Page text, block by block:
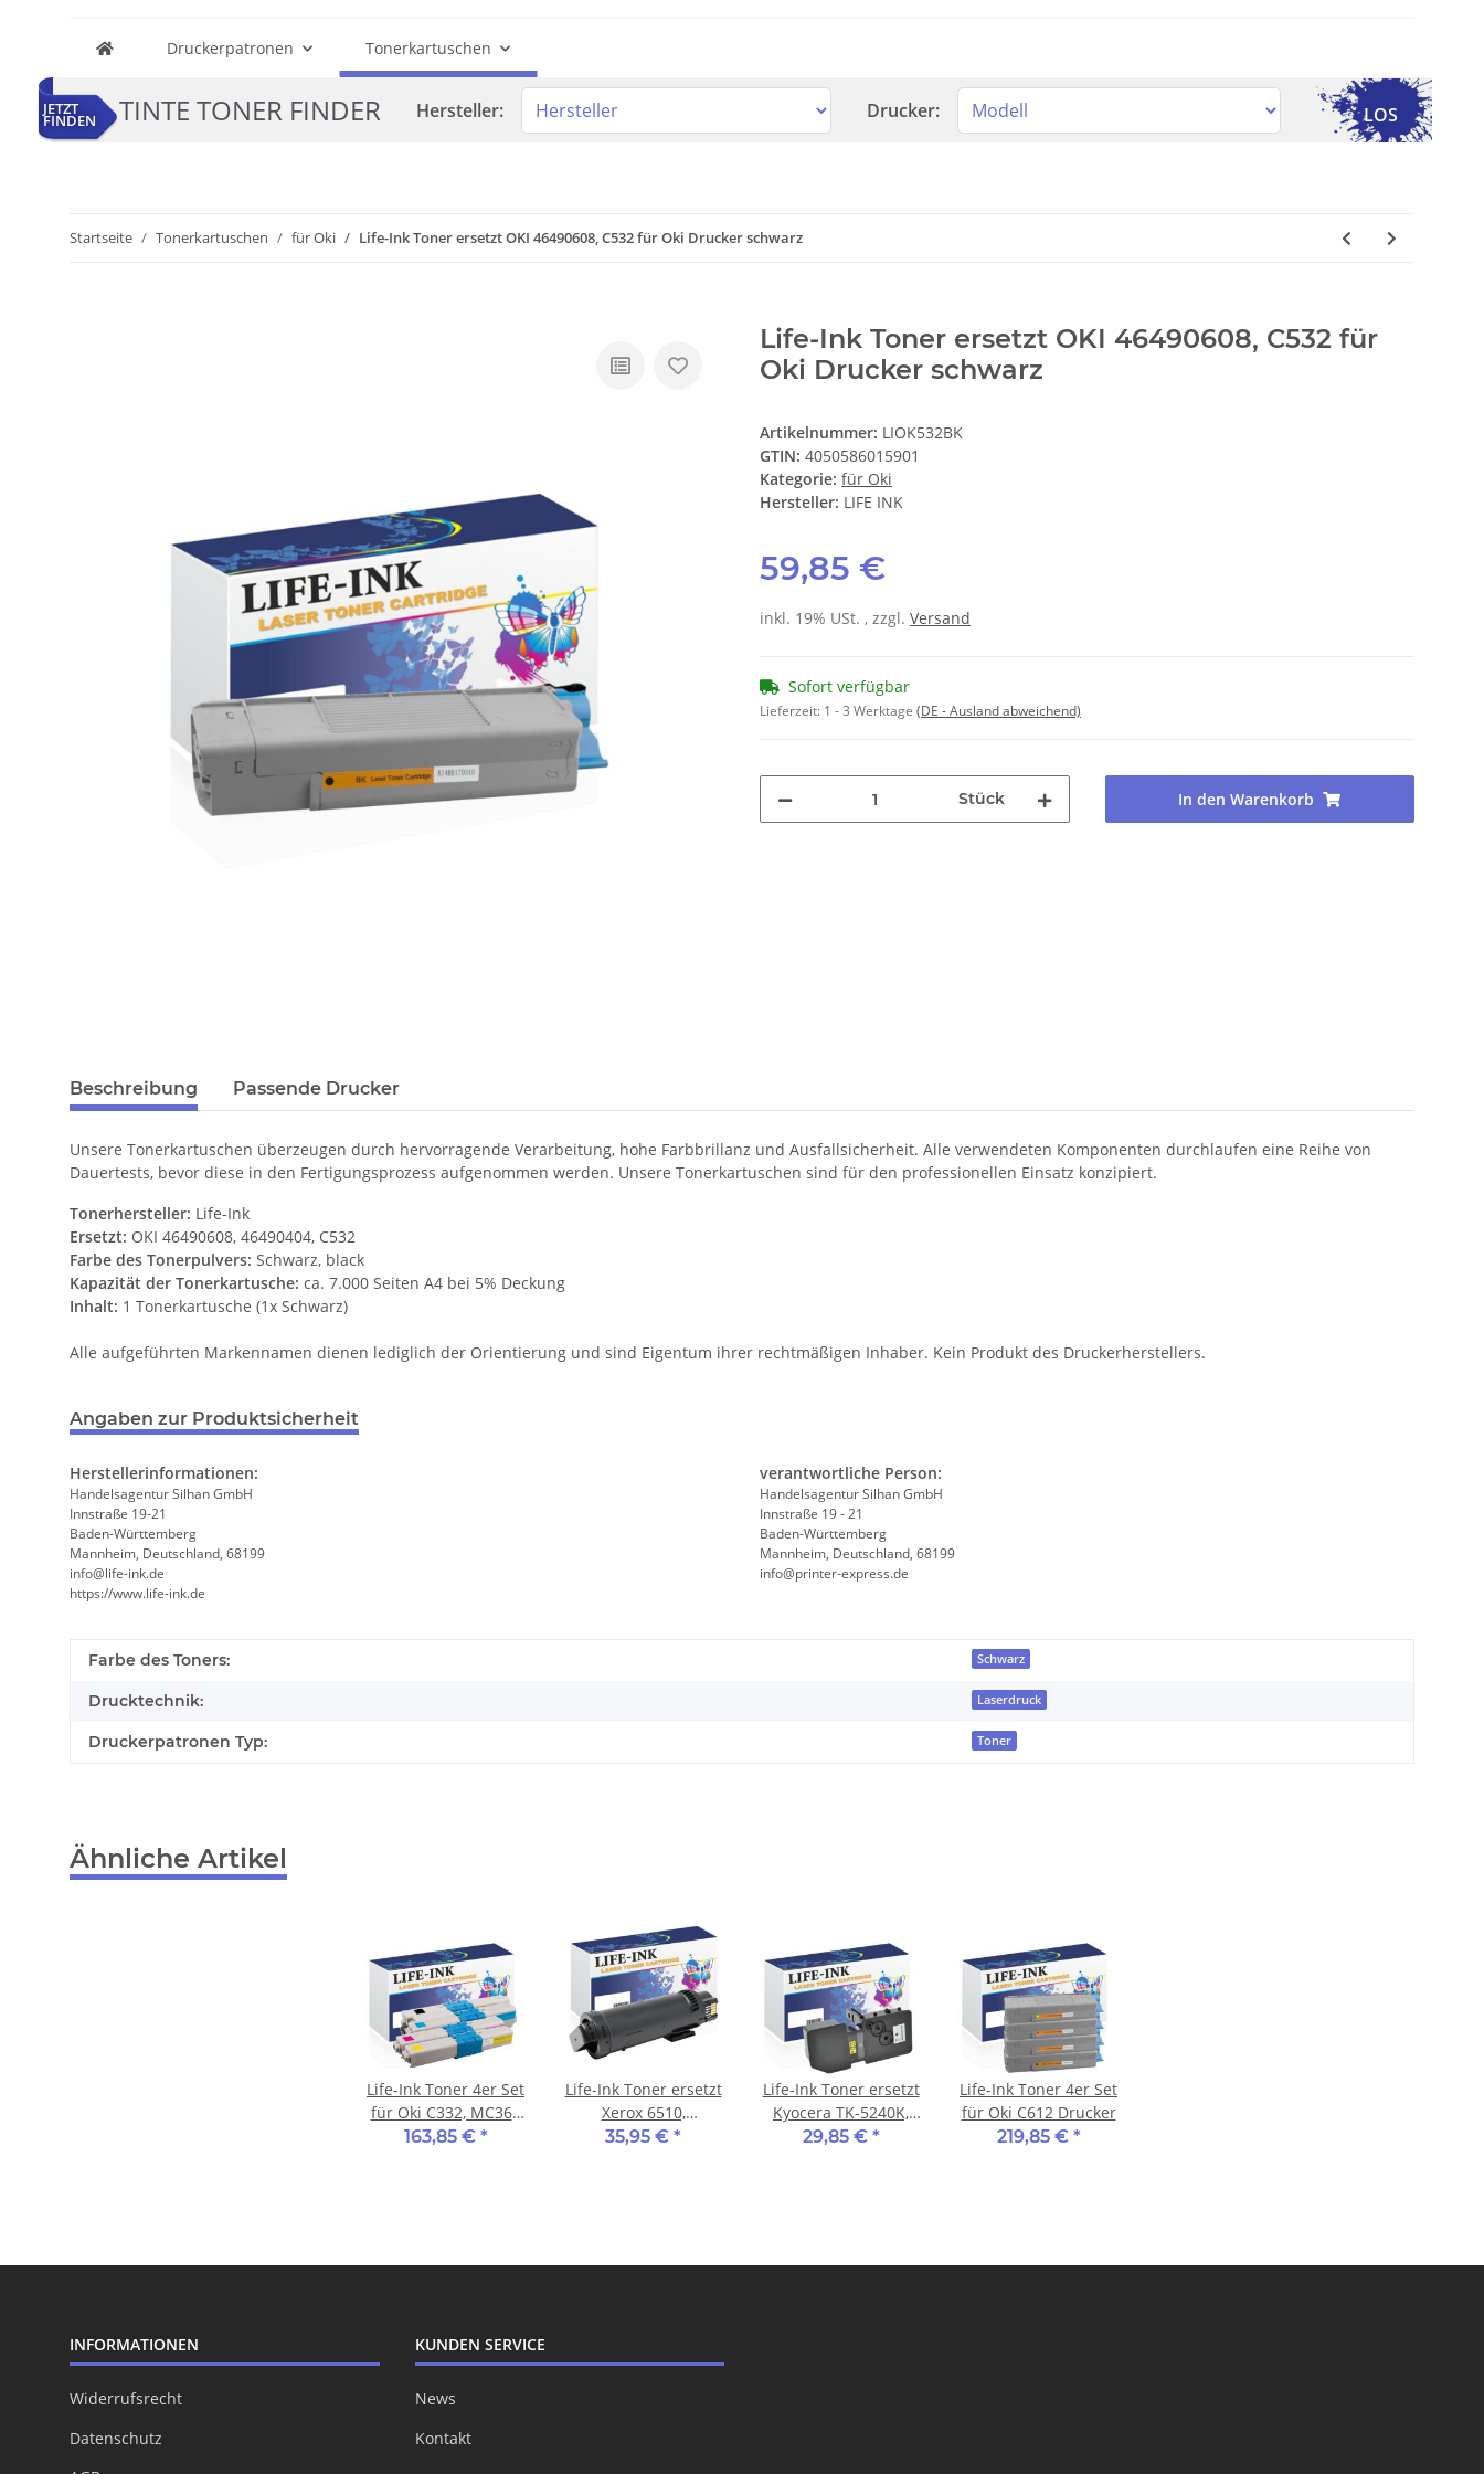
Druckerpatronen Tonerkartuschen
JETZT
FINDEN TINTE TONER FINDER Hersteller: Drucker: LOS
Startseite Tonerkartuschen für Oki Life-Ink Toner ersetzt OKI 46490608, C532 für Oki Drucker schwarz
Life-Ink Toner ersetzt OKI 46490608, C532 für
Oki Drucker schwarz
Artikelnummer: LIOK532BK
GTIN: 4050586015901
Kategorie: für Oki
Hersteller: LIFE INK
59,85 €
inkl. 19% USt. , zzgl. Versand
Sofort verfügbar
Lieferzeit: 1 - 3 Werktage (DE - Ausland abweichend)
Stück In den Warenkorb
Beschreibung Passende Drucker
Unsere Tonerkartuschen überzeugen durch hervorragende Verarbeitung, hohe Farbbrillanz und Ausfallsicherheit. Alle verwendeten Komponenten durchlaufen eine Reihe von
Dauertests, bevor diese in den Fertigungsprozess aufgenommen werden. Unsere Tonerkartuschen sind für den professionellen Einsatz konzipiert.
Tonerhersteller: Life-Ink
Ersetzt: OKI 46490608, 46490404, C532
Farbe des Tonerpulvers: Schwarz, black
Kapazität der Tonerkartusche: ca. 7.000 Seiten A4 bei 5% Deckung
Inhalt: 1 Tonerkartusche (1x Schwarz)
Alle aufgeführten Markennamen dienen lediglich der Orientierung und sind Eigentum ihrer rechtmäßigen Inhaber. Kein Produkt des Druckerherstellers.
Angaben zur Produktsicherheit
Herstellerinformationen:
Handelsagentur Silhan GmbH
Innstraße 19-21
Baden-Württemberg
Mannheim, Deutschland, 68199
info@life-ink.de
https://www.life-ink.de
verantwortliche Person:
Handelsagentur Silhan GmbH
Innstraße 19 - 21
Baden-Württemberg
Mannheim, Deutschland, 68199
info@printer-express.de
Farbe des Toners: Schwarz
Drucktechnik: Laserdruck
Druckerpatronen Typ: Toner
Ähnliche Artikel
Life-Ink Toner 4er Set
für Oki C332, MC363
Drucker
163,85 € *
Life-Ink Toner ersetzt
Xerox 6510,
106R03480 für Xerox
35,95 € *
Life-Ink Toner ersetzt
Kyocera TK-5240K,
1T02R70NL0 für
29,85 € *
Life-Ink Toner 4er Set
für Oki C612 Drucker
219,85 € *
INFORMATIONEN
Widerrufsrecht
Datenschutz
KUNDEN SERVICE
News
Kontakt